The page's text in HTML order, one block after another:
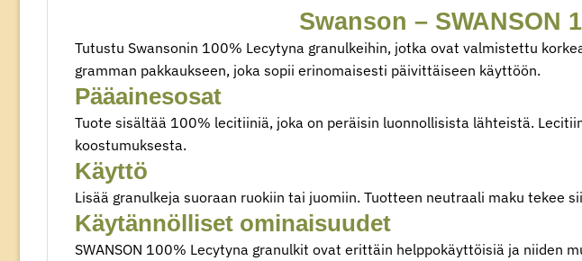
Swanson – SWANSON
Tutustu Swansonin 100% Lecytyna granulkeihin, jotka ovat valmistettu
gramman pakkaukseen, joka sopii erinomaisesti päivittäiseen käyttöön.
Pääainesosat
Tuote sisältää 100% lecitiiniä, joka on peräisin luonnollisista lähteistä.
koostumuksesta.
Käyttö
Lisää granulkeja suoraan ruokiin tai juomiin. Tuotteen neutraali maku
Käytännölliset ominaisuudet
SWANSON 100% Lecytyna granulkit ovat erittäin helppokäyttöisiä ja